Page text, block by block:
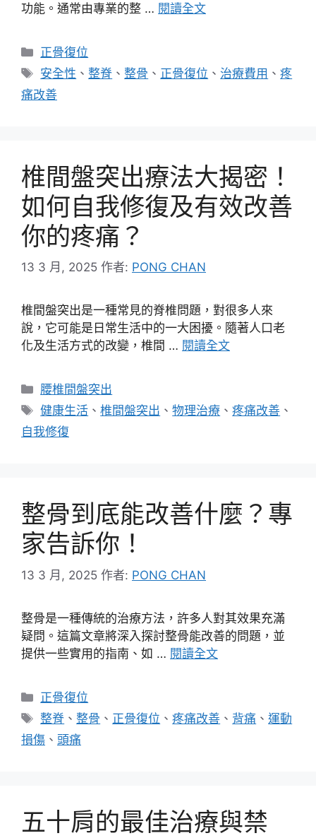
功能。通常由專業的整 … 閱讀全文
分
類
正骨復位
標
籤
安全性 、整脊 、整骨 、 正骨復位 、 治療費用 、疼
痛改善
椎間盤突出療法大揭密！
如何自我修復及有效改善
你的疼痛？
13 3 月, 2025 作者: PONG CHAN
椎間盤突出是一種常見的脊椎問題，對很多人來
說，它可能是日常生活中的一大困擾。隨著人口老
化及生活方式的改變，椎間 … 閱讀全文
分
類
腰椎間盤突出
標
籤
健康生活 、椎間盤突出 、物理治療 、疼痛改善 、
自我修復
整骨到底能改善什麼？專
家告訴你！
13 3 月, 2025 作者: PONG CHAN
整骨是一種傳統的治療方法，許多人對其效果充滿
疑問。這篇文章將深入探討整骨能改善的問題，並
提供一些實用的指南、如 … 閱讀全文
分
類
正骨復位
標
籤
整脊 、整骨 、 正骨復位 、疼痛改善 、 背痛 、運動
損傷 、 頭痛
五十肩的最佳治療與禁